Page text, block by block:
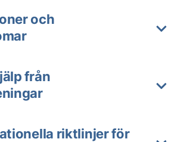
och
från
riktlinjer för